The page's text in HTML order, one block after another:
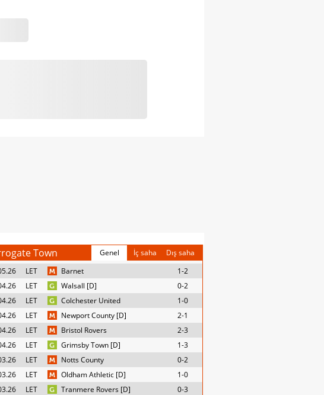
Town Genel İç saha
Dış saha
LET Barnet
1-2
LET Walsall [D]
0-2
LET Colchester United
1-0
LET Newport County [D]
2-1
LET Bristol Rovers
2-3
LET Grimsby Town [D]
1-3
LET Notts County
0-2
LET Oldham Athletic [D]
1-0
LET Tranmere Rovers [D]
0-3